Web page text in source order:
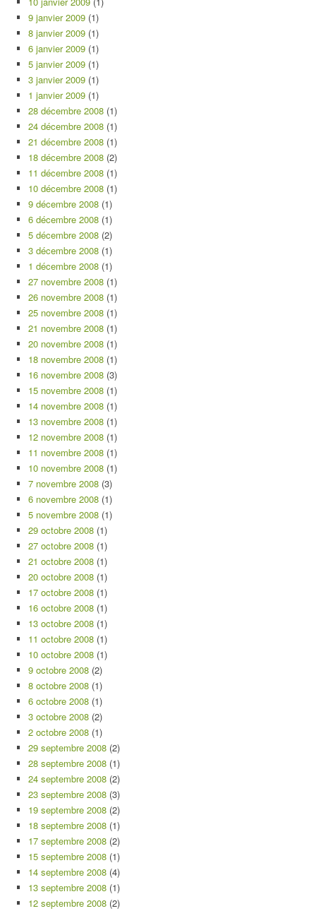
9 janvier 2009 (1)
8 janvier 2009 (1)
6 janvier 2009 (1)
5 janvier 2009 (1)
3 janvier 2009 (1)
1 janvier 2009 (1)
28 décembre 2008 (1)
24 décembre 2008 (1)
21 décembre 2008 (1)
18 décembre 2008 (2)
11 décembre 2008 (1)
10 décembre 2008 (1)
9 décembre 2008 (1)
6 décembre 2008 (1)
5 décembre 2008 (2)
3 décembre 2008 (1)
1 décembre 2008 (1)
27 novembre 2008 (1)
26 novembre 2008 (1)
25 novembre 2008 (1)
21 novembre 2008 (1)
20 novembre 2008 (1)
18 novembre 2008 (1)
16 novembre 2008 (3)
15 novembre 2008 (1)
14 novembre 2008 (1)
13 novembre 2008 (1)
12 novembre 2008 (1)
11 novembre 2008 (1)
10 novembre 2008 (1)
7 novembre 2008 (3)
6 novembre 2008 (1)
5 novembre 2008 (1)
29 octobre 2008 (1)
27 octobre 2008 (1)
21 octobre 2008 (1)
20 octobre 2008 (1)
17 octobre 2008 (1)
16 octobre 2008 (1)
13 octobre 2008 (1)
11 octobre 2008 (1)
10 octobre 2008 (1)
9 octobre 2008 (2)
8 octobre 2008 (1)
6 octobre 2008 (1)
3 octobre 2008 (2)
2 octobre 2008 (1)
29 septembre 2008 (2)
28 septembre 2008 (1)
24 septembre 2008 (2)
23 septembre 2008 (3)
19 septembre 2008 (2)
18 septembre 2008 (1)
17 septembre 2008 (2)
15 septembre 2008 (1)
14 septembre 2008 (4)
13 septembre 2008 (1)
12 septembre 2008 (2)